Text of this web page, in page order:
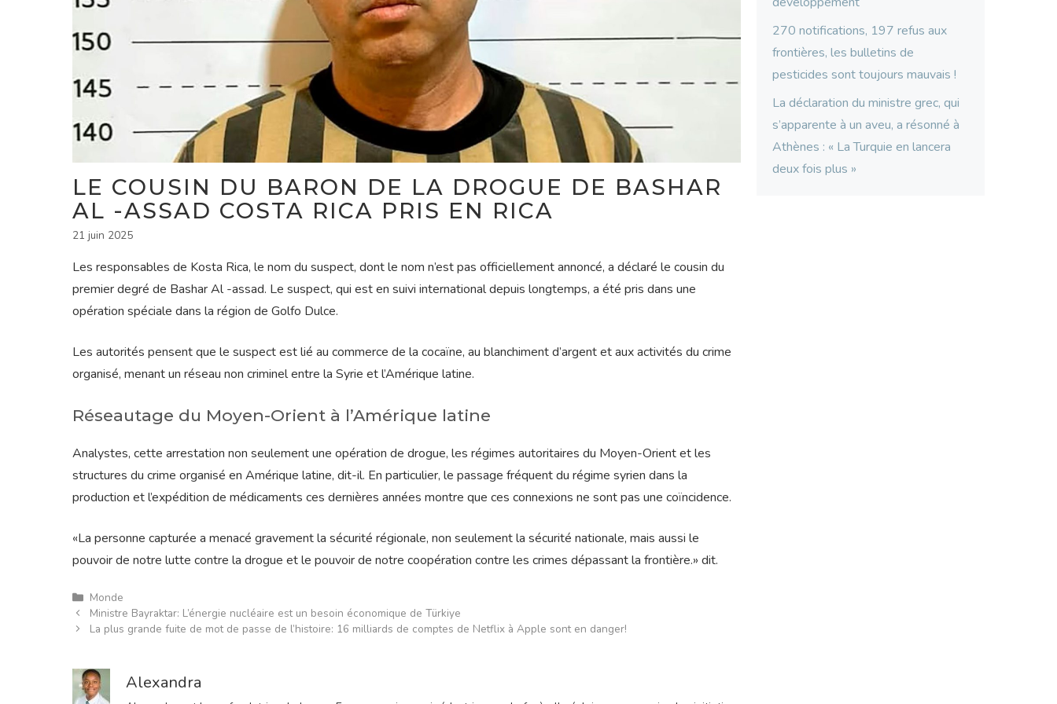
LE COUSIN DU BARON DE LA DROGUE DE BASHAR
AL -ASSAD COSTA RICA PRIS EN RICA
21 juin 2025
Les responsables de Kosta Rica, le nom du suspect, dont le nom n’est pas officiellement annoncé, a déclaré le cousin du
premier degré de Bashar Al -assad. Le suspect, qui est en suivi international depuis longtemps, a été pris dans une
opération spéciale dans la région de Golfo Dulce.
Les autorités pensent que le suspect est lié au commerce de la cocaïne, au blanchiment d’argent et aux activités du crime
organisé, menant un réseau non criminel entre la Syrie et l’Amérique latine.
Réseautage du Moyen-Orient à l’Amérique latine
Analystes, cette arrestation non seulement une opération de drogue, les régimes autoritaires du Moyen-Orient et les
structures du crime organisé en Amérique latine, dit-il. En particulier, le passage fréquent du régime syrien dans la
production et l’expédition de médicaments ces dernières années montre que ces connexions ne sont pas une coïncidence.
«La personne capturée a menacé gravement la sécurité régionale, non seulement la sécurité nationale, mais aussi le
pouvoir de notre lutte contre la drogue et le pouvoir de notre coopération contre les crimes dépassant la frontière.» dit.
Catégories
Monde
Ministre Bayraktar: L’énergie nucléaire est un besoin économique de Türkiye
La plus grande fuite de mot de passe de l’histoire: 16 milliards de comptes de Netflix à Apple sont en danger!
Alexandra
270 notifications, 197 refus aux
frontières, les bulletins de
pesticides sont toujours mauvais !
La déclaration du ministre grec, qui
s’apparente à un aveu, a résonné à
Athènes : « La Turquie en lancera
deux fois plus »